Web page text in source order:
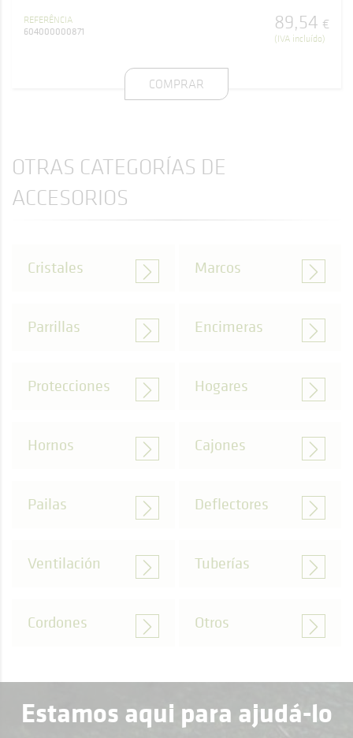
REFERÊNCIA
604000000871
89,54 €
(IVA incluído)
COMPRAR
OTRAS CATEGORÍAS DE
ACCESORIOS
Cristales Marcos
Parrillas Encimeras
Protecciones Hogares
Hornos Cajones
Pailas Deflectores
Ventilación Tuberías
Cordones Otros
Estamos aqui para ajudá-lo